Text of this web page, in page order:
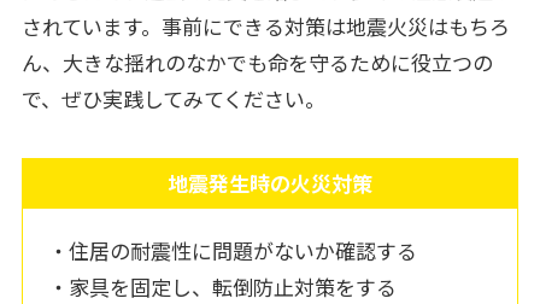
されています。事前にできる対策は地震火災はもちろ
ん、大きな揺れのなかでも命を守るために役立つの
で、ぜひ実践してみてください。
地震発生時の火災対策
・住居の耐震性に問題がないか確認する
・家具を固定し、転倒防止対策をする